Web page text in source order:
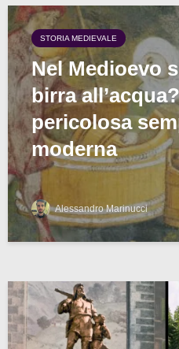
STORIA MEDIEVALE
Nel Medioevo
birra
pericolosa
moderna
Alessandro Marinucci